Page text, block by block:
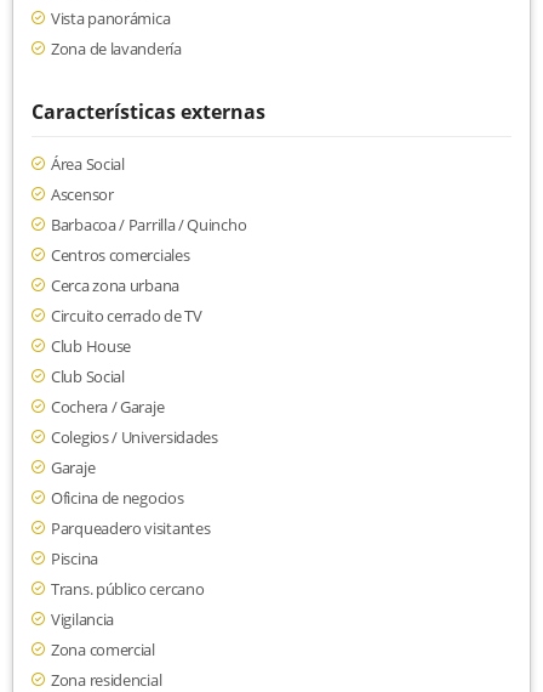
Vista panorámica
Zona de lavandería
Características externas
Área Social
Ascensor
Barbacoa / Parrilla / Quincho
Centros comerciales
Cerca zona urbana
Circuito cerrado de TV
Club House
Club Social
Cochera / Garaje
Colegios / Universidades
Garaje
Oficina de negocios
Parqueadero visitantes
Piscina
Trans. público cercano
Vigilancia
Zona comercial
Zona residencial